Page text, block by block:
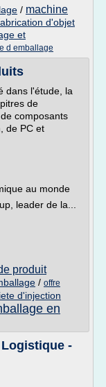
/ machine
d'objet
et
d emballage
dans l'étude, la
de
composants
de PC et
au monde
leader de la...
produit
/ offre
d'injection
en
-